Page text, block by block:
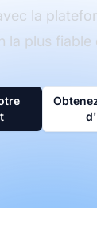
la
la plus fiable